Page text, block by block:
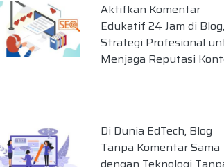
Aktifkan Komentar
Edukatif 24 Jam di Blog,
Strategi Profesional
Menjaga Reputasi
Di Dunia EdTech, Blog
Tanpa Komentar Sama